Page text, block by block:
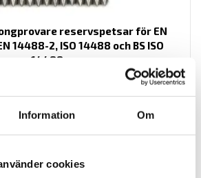
Information Om
cookies
reservspetsar för EN
14488-2, ISO 14488 och BS ISO
14488
för mätning av motståndskraft på
LÄS MER